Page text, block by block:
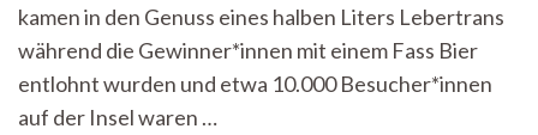
2022
kamen in den Genuss eines halben Liters Lebertrans
während die Gewinner*innen mit einem Fass Bier
entlohnt wurden und etwa 10.000 Besucher*innen
auf der Insel waren …